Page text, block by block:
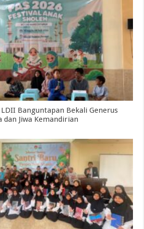
Banguntapan Bekali Generus
Jiwa Kemandirian